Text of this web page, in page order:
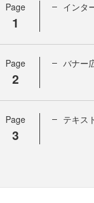
Page
1
インタ
Page
2
バナー
Page
3
テキス